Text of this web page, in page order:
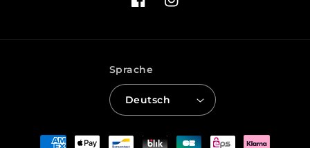
FacebookInstagram
Sprache
Deutsch
Zahlungsmethoden